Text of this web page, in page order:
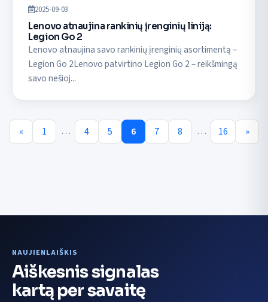
2025-09-03
Lenovo atnaujina rankinių įrenginių liniją:
Legion Go 2
Lenovo atnaujina savo rankinių įrenginių asortimentą –
Legion Go 2Lenovo patvirtino Legion Go 2 – reikšmingą
savo nešioj...
« 1 … 4 5 6 7 8 … 16 »
NAUJIENLAIŠKIS
Aiškesnis signalas
kartą per savaitę